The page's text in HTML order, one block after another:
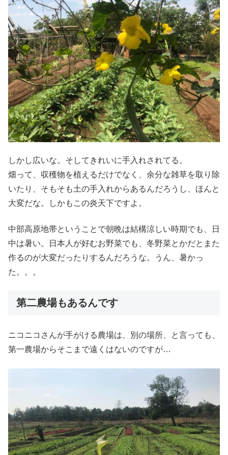
しかし広いな。そしてきれいに手入れされてる。
畑って、収穫物を植えるだけでなく、余分な雑草を取り除
いたり、そもそも土の手入れからあるんだろうし、ほんと
大変だな。しかもこの炎天下ですよ。
中部高原地帯ということで朝晩は結構涼しい時期でも、日
中は暑い。日本人が好むお野菜でも、冬野菜とかだとまた
作るのが大変だったりするんだろうな。うん、暑かっ
た。。。
第二農場もあるんです
ニコニコさんが手がける農場は、別の場所、と言っても、
第一農場からそこまで遠くはないのですが…